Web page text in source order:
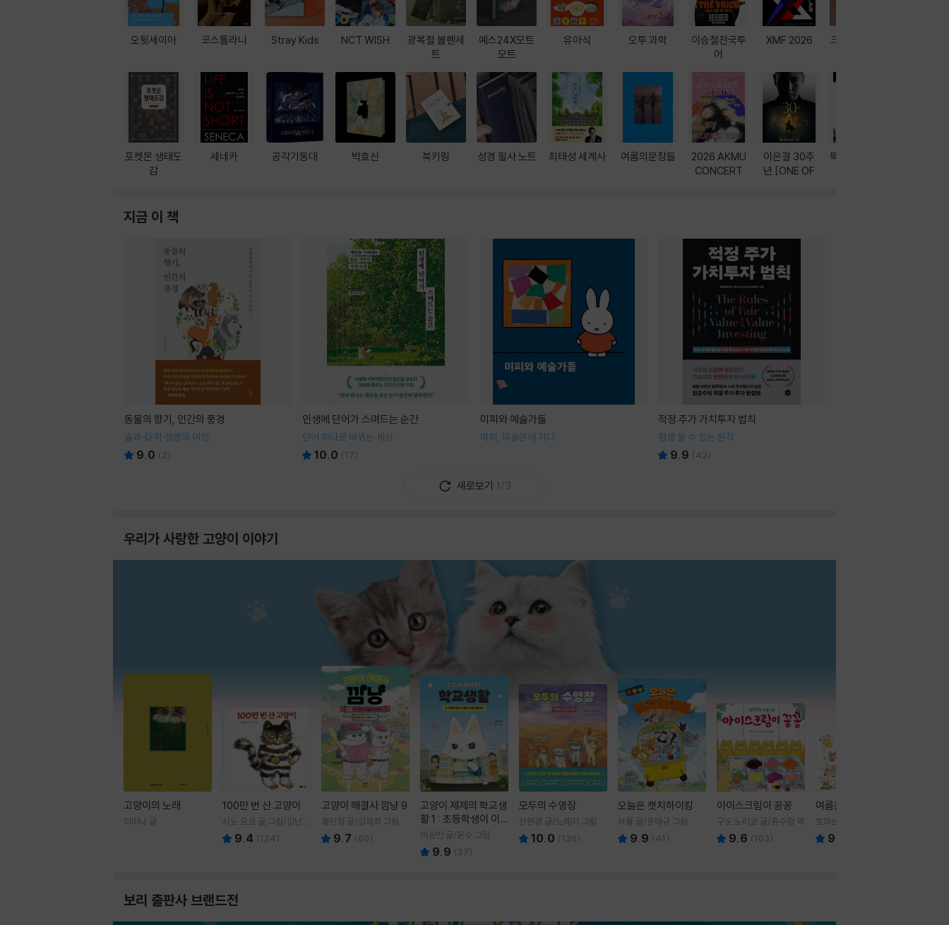
오뒷세이아
포켓몬 생태도
감
코스톨라니
세네카
Stray Kids
공각기동대
NCT WISH
박효신
광복절 볼펜세
트
북키링
예스24X모트
모트
성경 필사 노트
유아식
최태성 세계사
오투 과학
여름의문장들
이승철전국투
어
2026 AKMU
CONCERT
XMF 2026
이은결 30주
년 [ONE OF
크레마 이북 리
뚝딱! AI 3대장
지금 이 책
동물의 향기, 인간의 풍경
숲과 길 위 생명의 여정
9.0 ( 2)
인생에 단어가 스며드는 순간
단어 하나로 바뀌는 세상
10.0 (17)
미피와 예술가들
미피, 미술관에 가다
적정 주가 가치투자 법칙
평생 쓸 수 있는 원칙
9.9 (42)
새로보기 1/3
우리가 사랑한 고양이 이야기
고양이의 노래
이미나 글
100만 번 산 고양이
사노 요코 글,그림/김난주
역 9.4 (124)
고양이 해결사 깜냥 9
홍민정 글/김재희 그림
9.7 (60)
고양이 제제의 학교생
활 1 : 초등학생이 이
렇게 힘들 줄이야
이승민 글/온수 그림
9.9 ( 27)
모두의 수영장
신현경 글/노예지 그림
10.0 (126)
오늘은 캣치하이킹
서율 글/윤태규 그림
9.9 (41 )
아이스크림이 꽁꽁
구도 노리코 글/윤수정 역
9.6 (103)
여름을 부탁해
토마쓰리 글그림
9.8
보리 출판사 브랜드전